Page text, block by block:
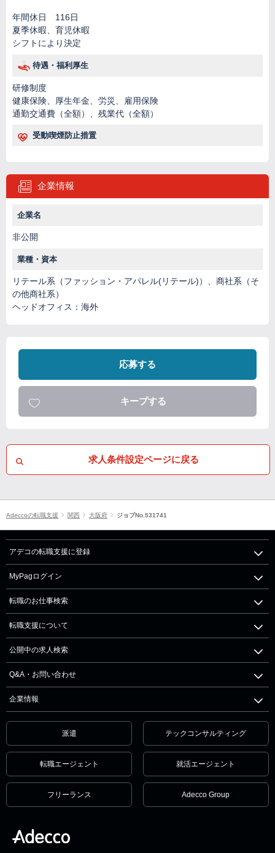
年間休日 116日
夏季休暇、育児休暇
シフトにより決定
待遇・福利厚生
研修制度
健康保険、厚生年金、労災、雇用保険
通勤交通費（全額）、残業代（全額）
受動喫煙防止措置
企業情報
企業名
非公開
業種・資本
リテール系（ファッション・アパレル(リテール)）、商社系（そ
の他商社系）
ヘッドオフィス：海外
応募する
キープする
求人条件設定ページに戻る
Adeccoの転職支援 関西 大阪府 ジョブNo.531741
アデコの転職支援に登録
MyPagログイン
転職のお仕事検索
転職支援について
公開中の求人検索
Q&A・お問い合わせ
企業情報
派遣 テックコンサルティング
転職エージェント 就活エージェント
フリーランス Adecco Group